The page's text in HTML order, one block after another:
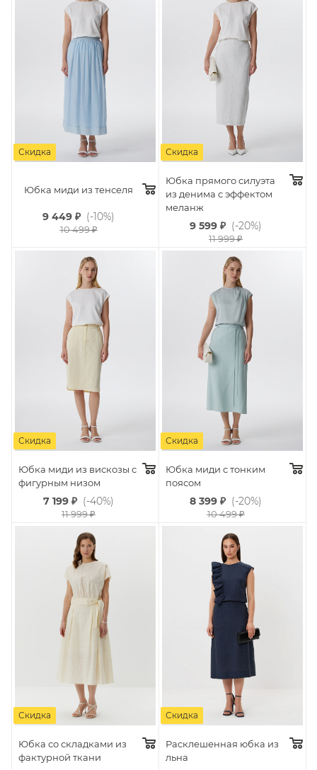
Скидка
Юбка миди из тенселя
9 449 ₽ (-10%)
10 499₽
Скидка
Юбка прямого силуэта
из денима с эффектом
меланж
9 599 ₽ (-20%)
11 999₽
Скидка
Юбка миди из вискозы с
фигурным низом
7 199 ₽ (-40%)
11 999₽
Скидка
Юбка миди с тонким
поясом
8 399 ₽ (-20%)
10 499₽
Скидка
Юбка со складками из
фактурной ткани
Скидка
Расклешенная юбка из
льна